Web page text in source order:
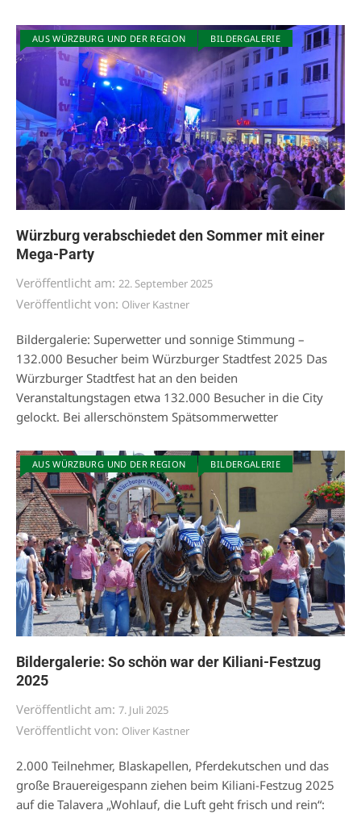
AUS WÜRZBURG UND DER REGION BILDERGALERIE
Würzburg verabschiedet den Sommer mit einer
Mega-Party
Veröffentlicht am: 22. September 2025
Veröffentlicht von: Oliver Kastner
Bildergalerie: Superwetter und sonnige Stimmung –
132.000 Besucher beim Würzburger Stadtfest 2025 Das
Würzburger Stadtfest hat an den beiden
Veranstaltungstagen etwa 132.000 Besucher in die City
gelockt. Bei allerschönstem Spätsommerwetter
AUS WÜRZBURG UND DER REGION BILDERGALERIE
Bildergalerie: So schön war der Kiliani-Festzug
2025
Veröffentlicht am: 7. Juli 2025
Veröffentlicht von: Oliver Kastner
2.000 Teilnehmer, Blaskapellen, Pferdekutschen und das
große Brauereigespann ziehen beim Kiliani-Festzug 2025
auf die Talavera „Wohlauf, die Luft geht frisch und rein“: